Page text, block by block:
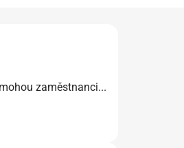
zaměstnanci...